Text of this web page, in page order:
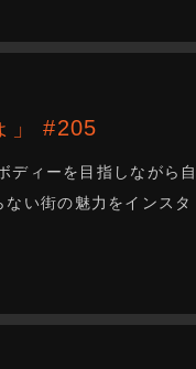
」 #205
ィーを目指しながら
い街の魅力をインス